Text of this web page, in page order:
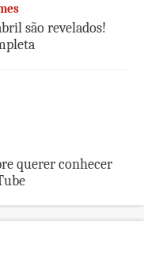
são revelados!
querer conhecer